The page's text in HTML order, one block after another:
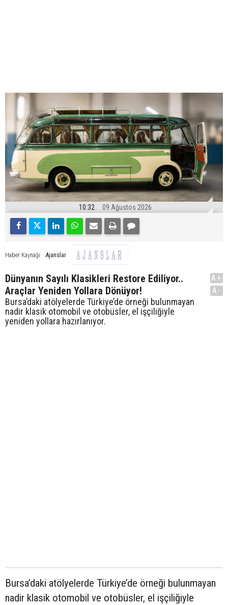
10:32 09 Ağustos 2026
Haber Kaynağı Ajanslar
Dünyanın Sayılı Klasikleri Restore Ediliyor..
Araçlar Yeniden Yollara Dönüyor!
Bursa’daki atölyelerde Türkiye’de örneği bulunmayan
nadir klasik otomobil ve otobüsler, el işçiliğiyle
yeniden yollara hazırlanıyor.
A+
A-
Bursa’daki atölyelerde Türkiye’de örneği bulunmayan
nadir klasik otomobil ve otobüsler, el işçiliğiyle